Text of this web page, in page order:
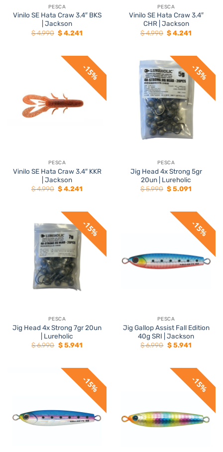
PESCA
Vinilo SE Hata Craw 3.4″ BKS
| Jackson
$4.990 El
precio
$ 4.990.
$4.241
$ 4.241.
PESCA
Vinilo SE Hata Craw 3.4″
CHR | Jackson
$4.990 El
precio
$ 4.990.
$4.241
$ 4.241.
15%
PESCA
Vinilo SE Hata Craw 3.4″ KKR
| Jackson
$4.990 El
precio
$ 4.990.
$4.241
$ 4.241.
15%
PESCA
Jig Head 4x Strong 5gr
20un | Lureholic
$5.990 El
precio
$ 5.990.
$5.091
$ 5.091.
15%
PESCA
Jig Head 4x Strong 7gr 20un
| Lureholic
$6.990 El
precio
$ 6.990.
$5.941El
$ 5.941.
15%
PESCA
Jig Gallop Assist Fall Edition
40g SRI | Jackson
$6.990 El
precio
$ 6.990.
$5.941El
$ 5.941.
15% 15%